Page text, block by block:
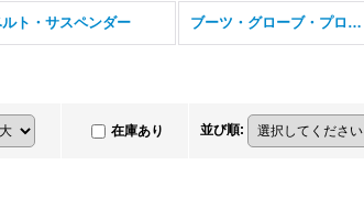
ト・サスペンダー ブーツ・グローブ・プロテクター
在庫あり 並び順: